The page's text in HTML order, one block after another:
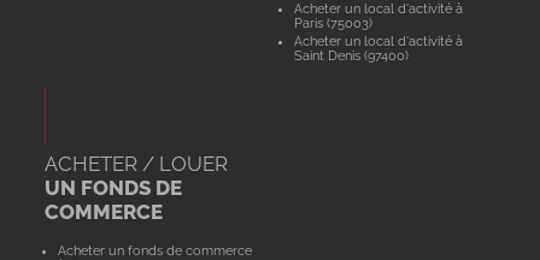
Acheter un local d'activité à
Paris (75003)
Acheter un local d'activité à
Saint Denis (97400)
ACHETER / LOUER
UN FONDS DE
COMMERCE
Acheter un fonds de commerce